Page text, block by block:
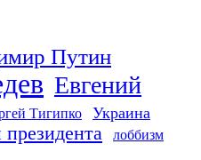
Путин
Евгений
Тигипко Украина
лоббизм